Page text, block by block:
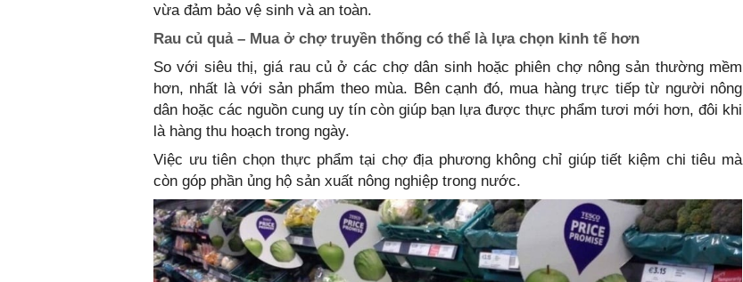
vừa đảm bảo vệ sinh và an toàn.
Rau củ quả – Mua ở chợ truyền thống có thể là lựa chọn kinh tế hơn
So với siêu thị, giá rau củ ở các chợ dân sinh hoặc phiên chợ nông sản thường mềm
hơn, nhất là với sản phẩm theo mùa. Bên cạnh đó, mua hàng trực tiếp từ người nông
dân hoặc các nguồn cung uy tín còn giúp bạn lựa được thực phẩm tươi mới hơn, đôi khi
là hàng thu hoạch trong ngày.
Việc ưu tiên chọn thực phẩm tại chợ địa phương không chỉ giúp tiết kiệm chi tiêu mà
còn góp phần ủng hộ sản xuất nông nghiệp trong nước.